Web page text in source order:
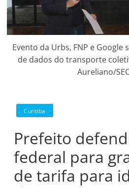
Evento da Urbs, FNP e
de dados do transporte
Aureliano/
Curitiba
Prefeito
federal para
de tarifa para